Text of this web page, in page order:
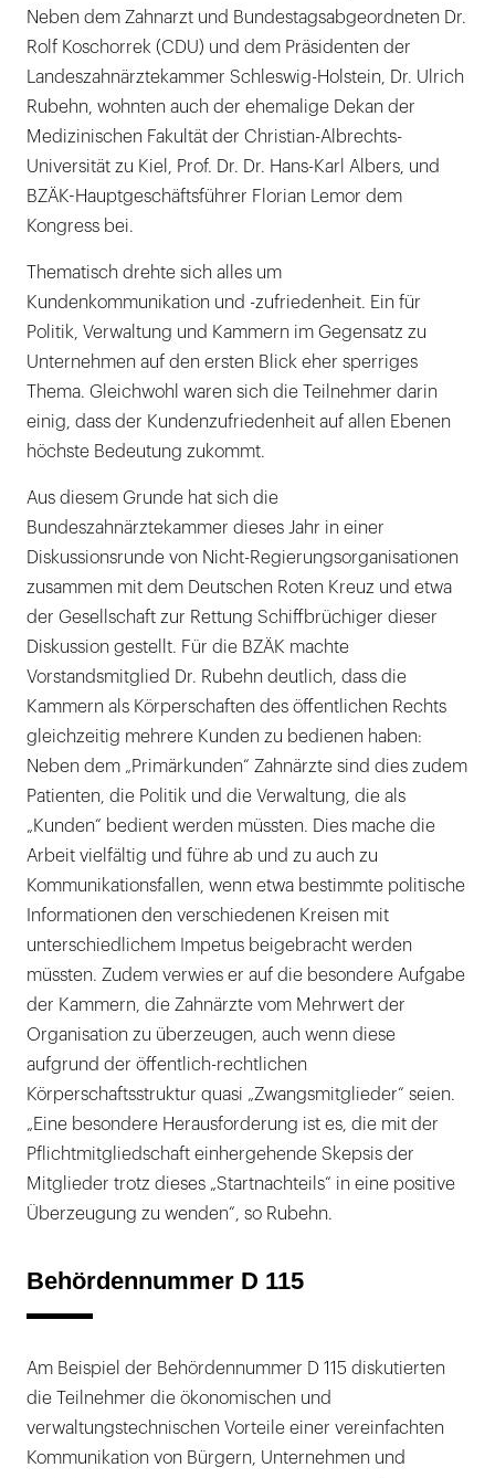
Neben dem Zahnarzt und Bundestagsabgeordneten Dr.
Rolf Koschorrek (CDU) und dem Präsidenten der
Landeszahnärztekammer Schleswig-Holstein, Dr. Ulrich
Rubehn, wohnten auch der ehemalige Dekan der
Medizinischen Fakultät der Christian-Albrechts-
Universität zu Kiel, Prof. Dr. Dr. Hans-Karl Albers, und
BZÄK-Hauptgeschäftsführer Florian Lemor dem
Kongress bei.
Thematisch drehte sich alles um
Kundenkommunikation und -zufriedenheit. Ein für
Politik, Verwaltung und Kammern im Gegensatz zu
Unternehmen auf den ersten Blick eher sperriges
Thema. Gleichwohl waren sich die Teilnehmer darin
einig, dass der Kundenzufriedenheit auf allen Ebenen
höchste Bedeutung zukommt.
Aus diesem Grunde hat sich die
Bundeszahnärztekammer dieses Jahr in einer
Diskussionsrunde von Nicht-Regierungsorganisationen
zusammen mit dem Deutschen Roten Kreuz und etwa
der Gesellschaft zur Rettung Schiffbrüchiger dieser
Diskussion gestellt. Für die BZÄK machte
Vorstandsmitglied Dr. Rubehn deutlich, dass die
Kammern als Körperschaften des öffentlichen Rechts
gleichzeitig mehrere Kunden zu bedienen haben:
Neben dem „Primärkunden“ Zahnärzte sind dies zudem
Patienten, die Politik und die Verwaltung, die als
„Kunden“ bedient werden müssten. Dies mache die
Arbeit vielfältig und führe ab und zu auch zu
Kommunikationsfallen, wenn etwa bestimmte politische
Informationen den verschiedenen Kreisen mit
unterschiedlichem Impetus beigebracht werden
müssten. Zudem verwies er auf die besondere Aufgabe
der Kammern, die Zahnärzte vom Mehrwert der
Organisation zu überzeugen, auch wenn diese
aufgrund der öffentlich-rechtlichen
Körperschaftsstruktur quasi „Zwangsmitglieder“ seien.
„Eine besondere Herausforderung ist es, die mit der
Pflichtmitgliedschaft einhergehende Skepsis der
Mitglieder trotz dieses „Startnachteils“ in eine positive
Überzeugung zu wenden“, so Rubehn.
Behördennummer D 115
Am Beispiel der Behördennummer D 115 diskutierten
die Teilnehmer die ökonomischen und
verwaltungstechnischen Vorteile einer vereinfachten
Kommunikation von Bürgern, Unternehmen und